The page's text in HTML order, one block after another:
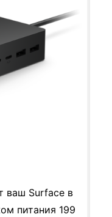
ваш Surface в
питания 199